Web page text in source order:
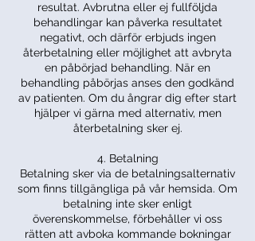
resultat. Avbrutna eller ej fullföljda
behandlingar kan påverka resultatet
negativt, och därför erbjuds ingen
återbetalning eller möjlighet att avbryta
en påbörjad behandling. När en
behandling påbörjas anses den godkänd
av patienten. Om du ångrar dig efter start
hjälper vi gärna med alternativ, men
återbetalning sker ej.
4. Betalning
Betalning sker via de betalningsalternativ
som finns tillgängliga på vår hemsida. Om
betalning inte sker enligt
överenskommelse, förbehåller vi oss
rätten att avboka kommande bokningar